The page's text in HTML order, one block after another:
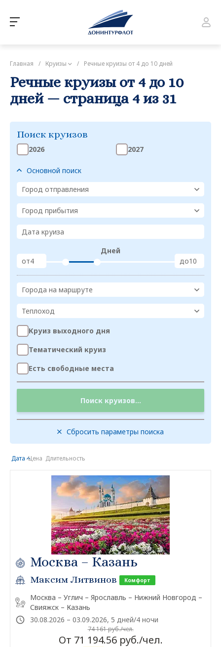
Главная / Круизы / Речные круизы от 4 до 10 дней
Речные круизы от 4 до 10
дней — страница 4 из 31
Поиск круизов
2026 2027
Основной поиск
Город отправления
Город прибытия
Дата круиза
от
Дней
до
Города на маршруте
Теплоход
Круиз выходного дня
Тематический круиз
Есть свободные места
Поиск круизов...
Сбросить параметры поиска
Дата Цена Длительность
Москва – Казань
Максим Литвинов Комфорт
Москва – Углич – Ярославль – Нижний Новгород –
Свияжск – Казань
30.08.2026 – 03.09.2026, 5 дней/4 ночи
74 161 руб./чел.
От 71 194.56 руб./чел.